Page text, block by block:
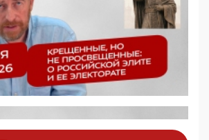
граждан: Минцифры намерено
и муниципалитетов право
дома и социальные объекты от
от борца с
и опасным контентом
люди» поднимают электорат